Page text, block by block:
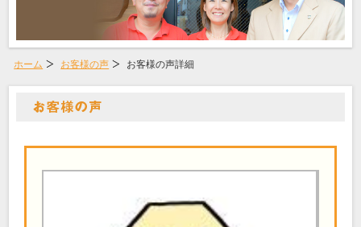
ホーム お客様の声 お客様の声詳細